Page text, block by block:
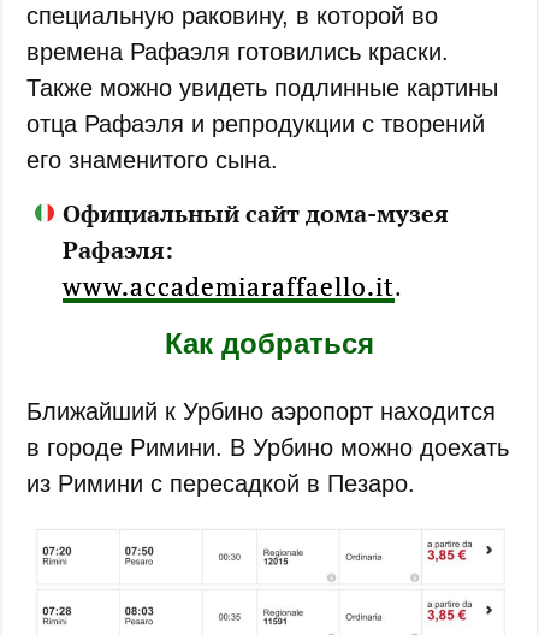
специальную раковину, в которой во
времена Рафаэля готовились краски.
Также можно увидеть подлинные картины
отца Рафаэля и репродукции с творений
его знаменитого сына.
Официальный сайт дома-музея
Рафаэля:
www.accademiaraffaello.it.
Как добраться
Ближайший к Урбино аэропорт находится
в городе Римини. В Урбино можно доехать
из Римини с пересадкой в Пезаро.